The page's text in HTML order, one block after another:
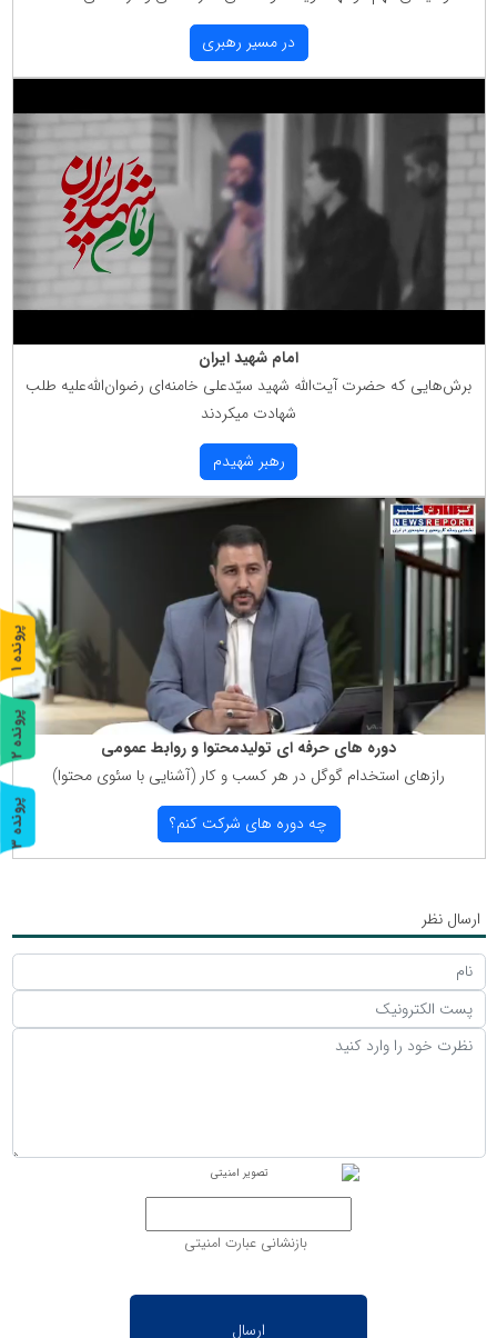
در مسیر رهبری
امام شهید ایران
برش‌هایی كه حضرت آیت‌الله شهید سیّدعلی خامنه‌ای رضوان‌الله‌علیه طلب
شهادت میكردند
رهبر شهیدم
دوره های حرفه ای تولیدمحتوا و روابط عمومی
رازهای استخدام گوگل در هر كسب و كار (آشنایی با سئوی محتوا)
چه دوره های شركت كنم؟
ارسال نظر
بازنشانی عبارت امنیتی
پ
ر
و
ن
د
ه
1
پ
ر
و
ن
د
ه
2
پ
ر
و
ن
د
ه
3